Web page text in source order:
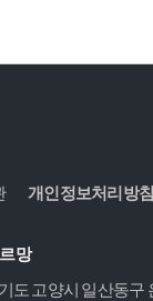
개인정보처리방침
망
도 고양시 일산동구